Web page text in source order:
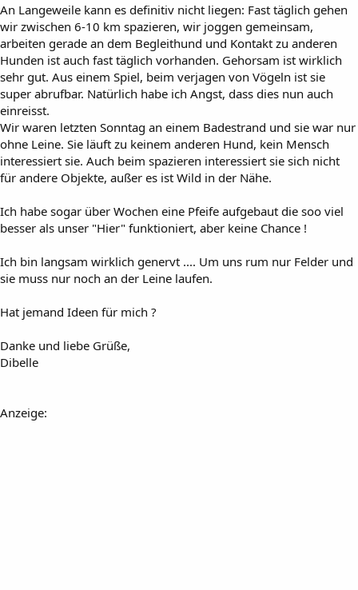
An Langeweile kann es definitiv nicht liegen: Fast täglich gehen
wir zwischen 6-10 km spazieren, wir joggen gemeinsam,
arbeiten gerade an dem Begleithund und Kontakt zu anderen
Hunden ist auch fast täglich vorhanden. Gehorsam ist wirklich
sehr gut. Aus einem Spiel, beim verjagen von Vögeln ist sie
super abrufbar. Natürlich habe ich Angst, dass dies nun auch
einreisst.
Wir waren letzten Sonntag an einem Badestrand und sie war nur
ohne Leine. Sie läuft zu keinem anderen Hund, kein Mensch
interessiert sie. Auch beim spazieren interessiert sie sich nicht
für andere Objekte, außer es ist Wild in der Nähe.
Ich habe sogar über Wochen eine Pfeife aufgebaut die soo viel
besser als unser "Hier" funktioniert, aber keine Chance !
Ich bin langsam wirklich genervt .... Um uns rum nur Felder und
sie muss nur noch an der Leine laufen.
Hat jemand Ideen für mich ?
Danke und liebe Grüße,
Dibelle
Anzeige: